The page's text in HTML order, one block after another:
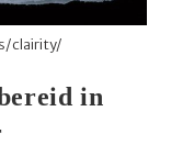
clairity/
in